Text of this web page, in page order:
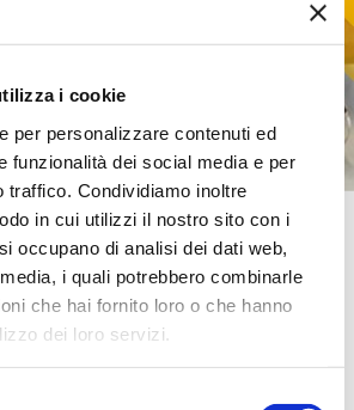
i cookie
per personalizzare contenuti ed
funzionalità dei social media e per
traffico. Condividiamo inoltre
in cui utilizzi il nostro sito con i
occupano di analisi dei dati web,
i quali potrebbero combinarle
che hai fornito loro o che hanno
dei loro servizi.
cervello?
un cervello in cartoncino cercando di